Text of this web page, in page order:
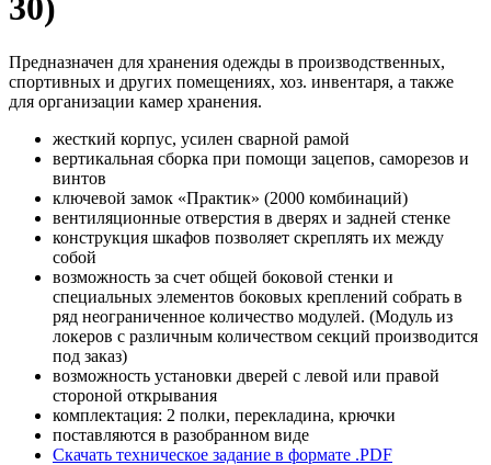
30)
Предназначен для хранения одежды в производственных,
спортивных и других помещениях, хоз. инвентаря, а также
для организации камер хранения.
жесткий корпус, усилен сварной рамой
вертикальная сборка при помощи зацепов, саморезов и
винтов
ключевой замок «Практик» (2000 комбинаций)
вентиляционные отверстия в дверях и задней стенке
конструкция шкафов позволяет скреплять их между
собой
возможность за счет общей боковой стенки и
специальных элементов боковых креплений собрать в
ряд неограниченное количество модулей. (Модуль из
локеров с различным количеством секций производится
под заказ)
возможность установки дверей с левой или правой
стороной открывания
комплектация: 2 полки, перекладина, крючки
поставляются в разобранном виде
Скачать техническое задание в формате .PDF